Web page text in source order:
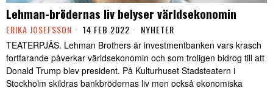
Lehman-brödernas liv belyser världsekonomin
ERIKA JOSEFSSON 14 FEB 2022 NYHETER
TEATERPJÄS. Lehman Brothers är investmentbanken vars krasch
fortfarande påverkar världsekonomin och som troligen bidrog till att
Donald Trump blev president. På Kulturhuset Stadsteatern i
Stockholm skildras bankbrödernas liv men också ekonomiska